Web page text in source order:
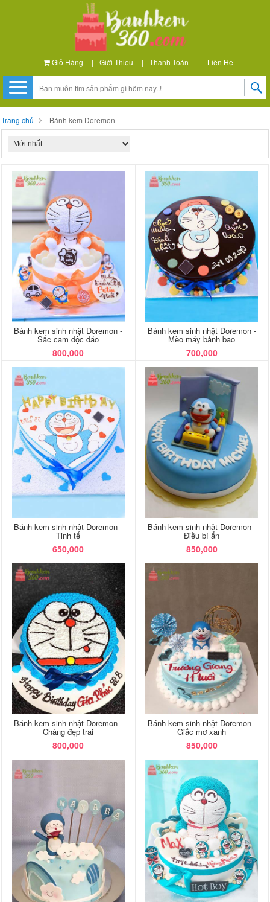
Giỏ Hàng | Giới Thiệu | Thanh Toán | Liên Hệ
Trang chủ Bánh kem Doremon
Bánh kem sinh nhật Doremon -
Sắc cam độc đáo
800,000
Bánh kem sinh nhật Doremon -
Mèo máy bảnh bao
700,000
Bánh kem sinh nhật Doremon -
Tinh tế
650,000
Bánh kem sinh nhật Doremon -
Điều bí ẩn
850,000
Bánh kem sinh nhật Doremon -
Chàng đẹp trai
800,000
Bánh kem sinh nhật Doremon -
Giấc mơ xanh
850,000